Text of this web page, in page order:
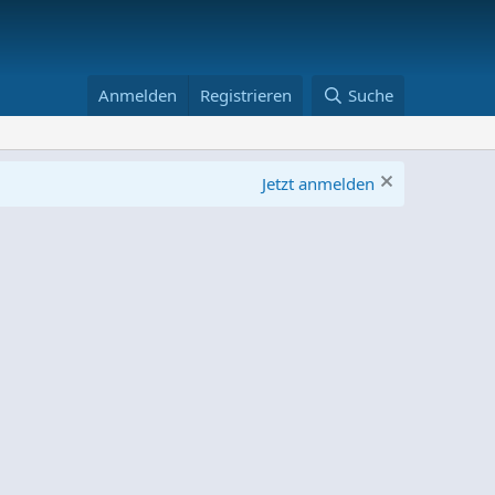
Anmelden Registrieren Suche
Jetzt anmelden